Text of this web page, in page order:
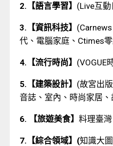
2. 【語言學習】 (Live互
3. 【資訊科技】
代、電腦家庭、 Ctimes
4. 【流行時尚】 (VOGUE
5. 【建築設計】 (故宮出
音誌、室內、時尚家居、
6. 【旅遊美食】 料理臺灣
7. 【綜合領域】 (知識大